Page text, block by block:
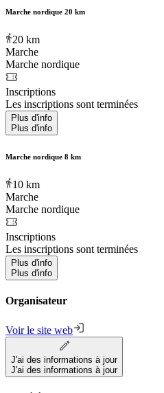
Marche nordique 20 km
20 km
Marche
Marche nordique
Inscriptions
Les inscriptions sont terminées
Plus d'info
Plus d'info
Marche nordique 8 km
10 km
Marche
Marche nordique
Inscriptions
Les inscriptions sont terminées
Plus d'info
Plus d'info
Organisateur
Voir le site web
J'ai des informations à jour
J'ai des informations à jour